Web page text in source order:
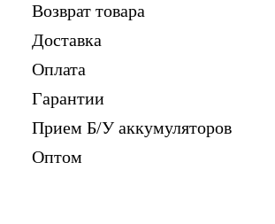
Возврат товара
Доставка
Оплата
Гарантии
Прием Б/У аккумуляторов
Оптом